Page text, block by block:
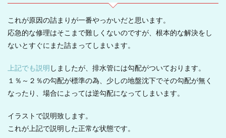
これが原因の詰まりが一番やっかいだと思います。
応急的な修理はそこまで難しくないのですが、根本的な解決をし
ないとすぐにまた詰まってしまいます。
上記でも説明 しましたが、排水管には勾配がついております。
１％～２％の勾配が標準の為、少しの地盤沈下でその勾配が無く
なったり、場合によっては逆勾配になってしまいます。
イラストで説明致します。
これが上記で説明した正常な状態です。